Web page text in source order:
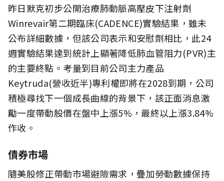
昨日默克初步公開治療肺動脈高壓皮下注射劑
Winrevair第二期臨床(CADENCE)實驗結果，雖未
公布詳細數據，但該公司表示和安慰劑相比，此24
週實驗結果達到統計上顯著降低肺血管阻力(PVR)主
的主要終點。考量到目前公司主力產品
Keytruda(營收近半)專利權即將在2028到期，公司
積極尋找下一個成長曲線的背景下，該正面消息激
勵一度帶動股價在盤中上漲5%，最終以上漲3.84%
作收。
債券市場
隨美股修正帶動市場避險需求，疊加勞動數據保持